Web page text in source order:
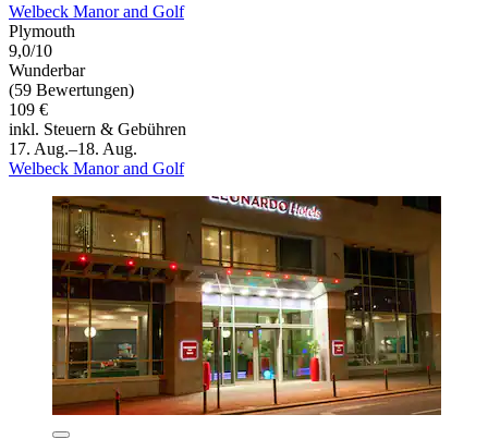
Welbeck Manor and Golf
Plymouth
9,0/10
Wunderbar
(59 Bewertungen)
109 €
inkl. Steuern & Gebühren
17. Aug.–18. Aug.
Welbeck Manor and Golf